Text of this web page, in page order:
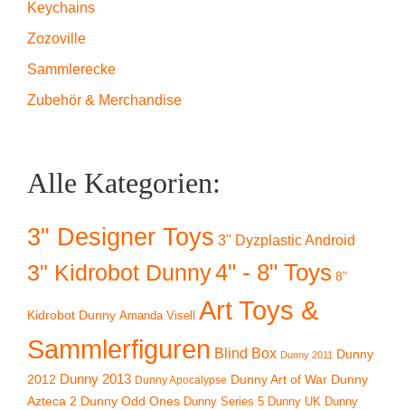
Keychains
Zozoville
Sammlerecke
Zubehör & Merchandise
Alle Kategorien:
3" Designer Toys 3" Dyzplastic Android
3" Kidrobot Dunny4" - 8" Toys 8"
Kidrobot Dunny Amanda Visell Art Toys &
Sammlerfiguren Blind Box Dunny 2011 Dunny
2012 Dunny 2013 Dunny Apocalypse Dunny Art of War Dunny
Azteca 2 Dunny Odd Ones Dunny Series 5 Dunny UK Dunny